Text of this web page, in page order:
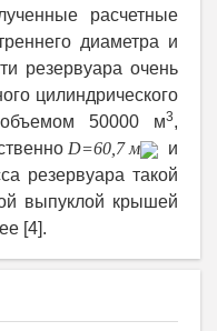
расчетные
диаметра и
резервуара очень
цилиндрического
объемом 50000 м3,
D=60,7 м
и
резервуара такой
выпуклой крышей
[4].